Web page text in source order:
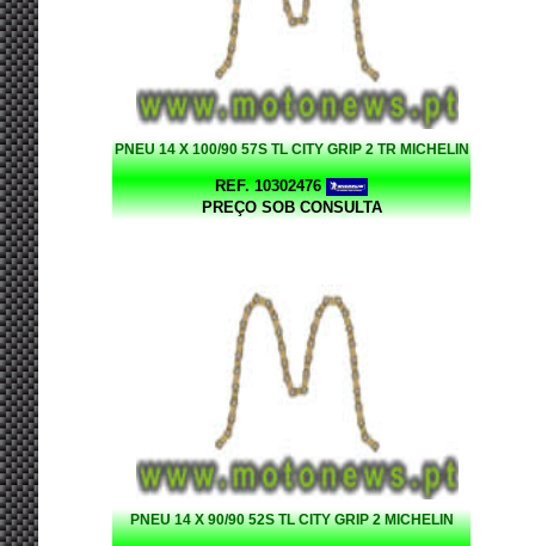
PNEU 14 X 100/90 57S TL CITY GRIP 2 TR MICHELIN
REF. 10302476
PREÇO SOB CONSULTA
PNEU 14 X 90/90 52S TL CITY GRIP 2 MICHELIN